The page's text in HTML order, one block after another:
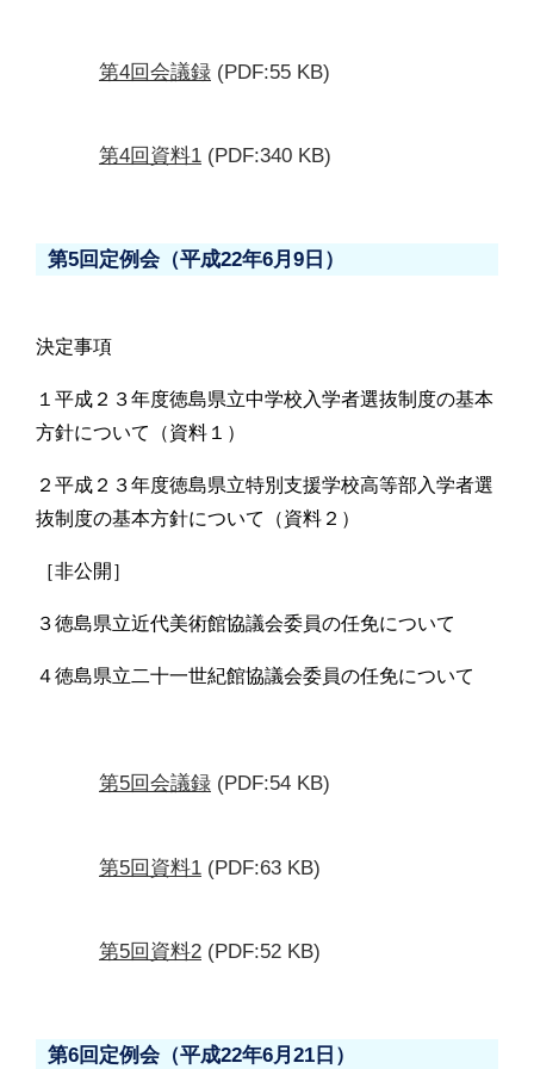
第4回会議録 (PDF:55 KB)
第4回資料1 (PDF:340 KB)
第5回定例会（平成22年6月9日）
決定事項
１平成２３年度徳島県立中学校入学者選抜制度の基本
方針について（資料１）
２平成２３年度徳島県立特別支援学校高等部入学者選
抜制度の基本方針について（資料２）
［非公開］
３徳島県立近代美術館協議会委員の任免について
４徳島県立二十一世紀館協議会委員の任免について
第5回会議録 (PDF:54 KB)
第5回資料1 (PDF:63 KB)
第5回資料2 (PDF:52 KB)
第6回定例会（平成22年6月21日）